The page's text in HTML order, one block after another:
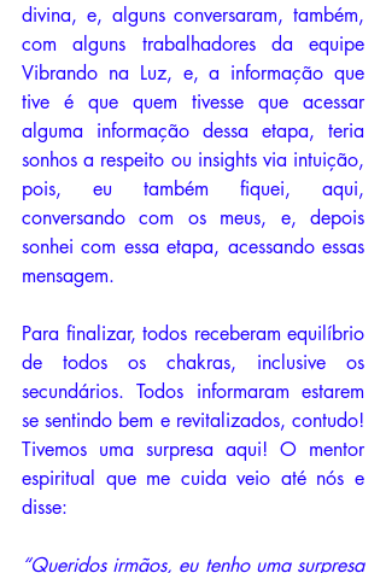
divina, e, alguns conversaram, também,
com alguns trabalhadores da equipe
Vibrando na Luz, e, a informação que
tive é que quem tivesse que acessar
alguma informação dessa etapa, teria
sonhos a respeito ou insights via intuição,
pois, eu também fiquei, aqui,
conversando com os meus, e, depois
sonhei com essa etapa, acessando essas
mensagem.
Para finalizar, todos receberam equilíbrio
de todos os chakras, inclusive os
secundários. Todos informaram estarem
se sentindo bem e revitalizados, contudo!
Tivemos uma surpresa aqui! O mentor
espiritual que me cuida veio até nós e
disse:
“Queridos irmãos, eu tenho uma surpresa